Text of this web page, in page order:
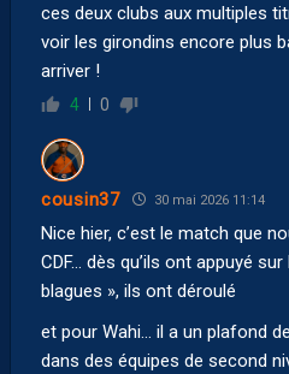
ces deux clubs aux multiples
voir les girondins encore plus
arriver !
4 0
cousin37 30 mai 2026 11:14
Nice hier, c’est le match que
CDF… dès qu’ils ont appuyé
blagues », ils ont déroulé
et pour Wahi… il a un plafond
dans des équipes de second